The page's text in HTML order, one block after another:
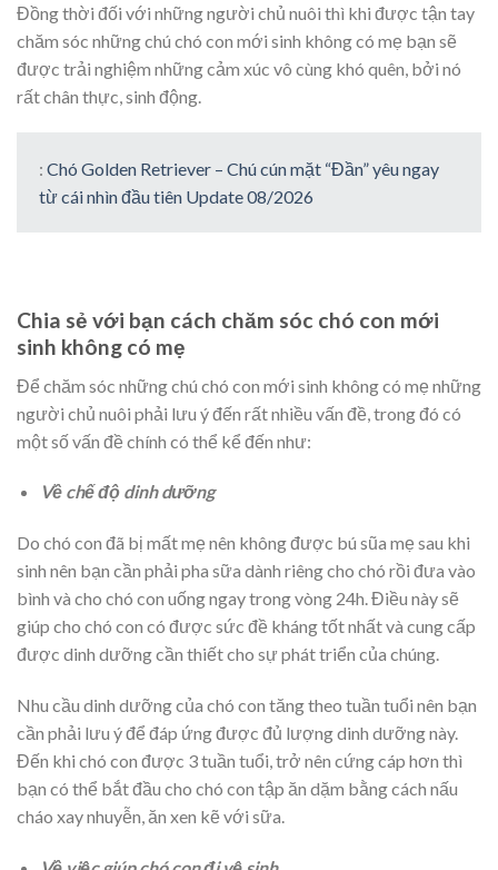
Đồng thời đối với những người chủ nuôi thì khi được tận tay
chăm sóc những chú chó con mới sinh không có mẹ bạn sẽ
được trải nghiệm những cảm xúc vô cùng khó quên, bởi nó
rất chân thực, sinh động.
: Chó Golden Retriever – Chú cún mặt “Đần” yêu ngay
từ cái nhìn đầu tiên Update 08/2026
Chia sẻ với bạn cách chăm sóc chó con mới
sinh không có mẹ
Để chăm sóc những chú chó con mới sinh không có mẹ những
người chủ nuôi phải lưu ý đến rất nhiều vấn đề, trong đó có
một số vấn đề chính có thể kể đến như:
Về chế độ dinh dưỡng
Do chó con đã bị mất mẹ nên không được bú sũa mẹ sau khi
sinh nên bạn cần phải pha sữa dành riêng cho chó rồi đưa vào
bình và cho chó con uống ngay trong vòng 24h. Điều này sẽ
giúp cho chó con có được sức đề kháng tốt nhất và cung cấp
được dinh dưỡng cần thiết cho sự phát triển của chúng.
Nhu cầu dinh dưỡng của chó con tăng theo tuần tuổi nên bạn
cần phải lưu ý để đáp ứng được đủ lượng dinh dưỡng này.
Đến khi chó con được 3 tuần tuổi, trở nên cứng cáp hơn thì
bạn có thể bắt đầu cho chó con tập ăn dặm bằng cách nấu
cháo xay nhuyễn, ăn xen kẽ với sữa.